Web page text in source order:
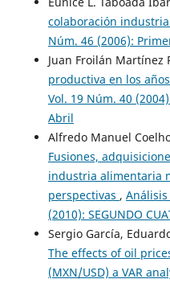
colaboración
Núm. 46 (2006):
Juan Froilán Martínez
productiva en los
Vol. 19 Núm. 40
Abril
Alfredo Manuel
Fusiones,
industria alimentaria
perspectivas , Análisis
(2010): SEGUNDO
Sergio García,
The effects of oil
(MXN/USD) a VAR